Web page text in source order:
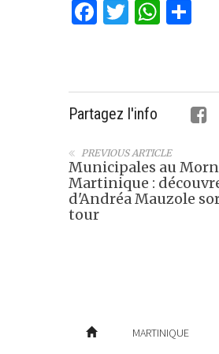
Facebook
Twitter
Partagez l'info
PREVIOUS ARTICLE
Municipales au
Martinique :
d'Andréa Mauzole
tour
MARTINIQUE